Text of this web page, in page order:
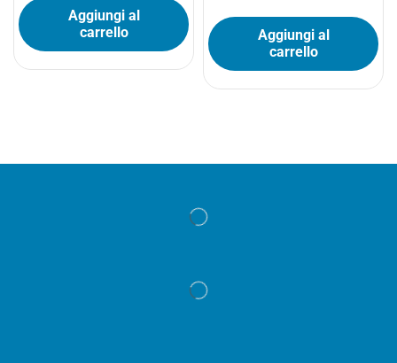
Aggiungi al
carrello
Aggiungi al
carrello